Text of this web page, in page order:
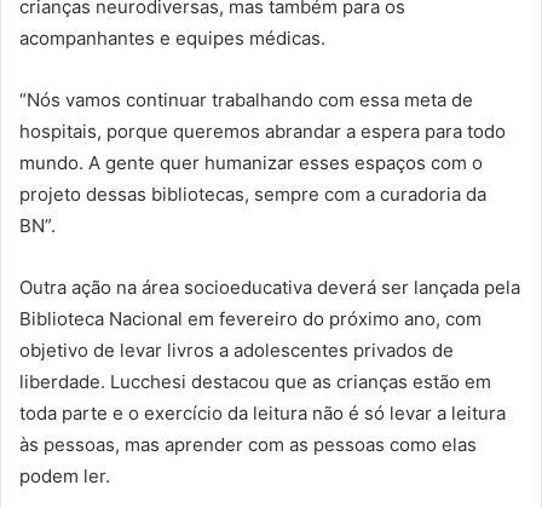
crianças neurodiversas, mas também para os
acompanhantes e equipes médicas.
“Nós vamos continuar trabalhando com essa meta de
hospitais, porque queremos abrandar a espera para todo
mundo. A gente quer humanizar esses espaços com o
projeto dessas bibliotecas, sempre com a curadoria da
BN”.
Outra ação na área socioeducativa deverá ser lançada pela
Biblioteca Nacional em fevereiro do próximo ano, com
objetivo de levar livros a adolescentes privados de
liberdade. Lucchesi destacou que as crianças estão em
toda parte e o exercício da leitura não é só levar a leitura
às pessoas, mas aprender com as pessoas como elas
podem ler.